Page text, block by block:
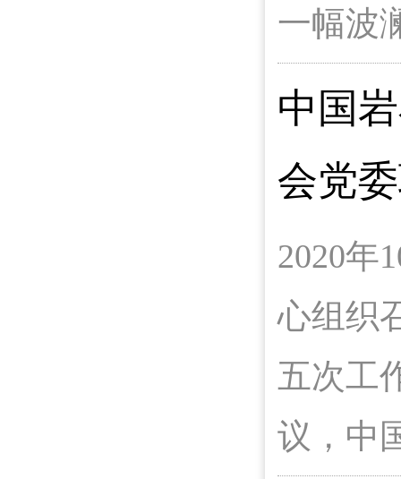
一幅波
中国
会党
2020年
心组织
五次工
议，中